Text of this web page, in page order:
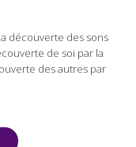
découverte des sons
de soi par la
des autres par